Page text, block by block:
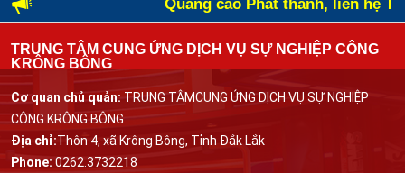
Quảng cáo Phát thanh, liên hệ
TRUNG TÂM CUNG ỨNG DỊCH VỤ SỰ NGHIỆP CÔNG
KRÔNG BÔNG
Cơ quan chủ quản:TRUNG TÂMCUNG ỨNG DỊCH VỤ SỰ NGHIỆP
CÔNG KRÔNG BÔNG
Địa chỉ:Thôn 4, xã Krông Bông, Tỉnh Đắk Lắk
Phone: 0262.3732218